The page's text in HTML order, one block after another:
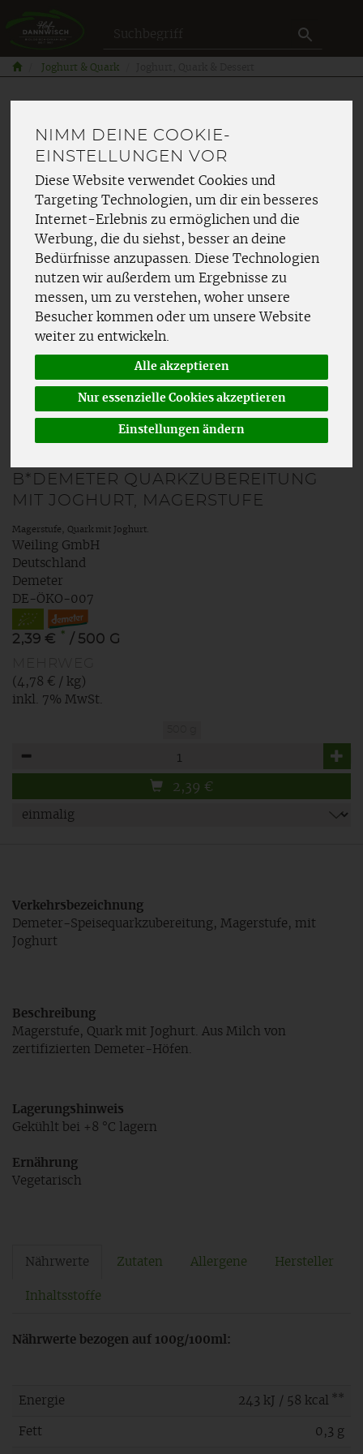
NIMM DEINE COOKIE-
EINSTELLUNGEN VOR
Diese Website verwendet Cookies und
Targeting Technologien, um dir ein besseres
Internet-Erlebnis zu ermöglichen und die
Werbung, die du siehst, besser an deine
Bedürfnisse anzupassen. Diese Technologien
nutzen wir außerdem um Ergebnisse zu
messen, um zu verstehen, woher unsere
Besucher kommen oder um unsere Website
weiter zu entwickeln.
Alle akzeptieren
Nur essenzielle Cookies akzeptieren
Einstellungen ändern
Joghurt & Quark
B*DEMETER QUARKZUBEREITUNG
MIT JOGHURT, MAGERSTUFE
Magerstufe, Quark mit Joghurt.
Weiling GmbH
Deutschland
Demeter
DE-ÖKO-007
2,39 € * / 500 G
(4,78 € / kg)
inkl. 7% MwSt.
2,39 €
Verkehrsbezeichnung
Demeter-Speisequarkzubereitung, Magerstufe, mit
Joghurt
Beschreibung
Magerstufe, Quark mit Joghurt. Aus Milch von
zertifizierten Demeter-Höfen.
Lagerungshinweis
Gekühlt bei +8 °C lagern
Ernährung
Vegetarisch
Nährwerte Zutaten Allergene Hersteller
Inhaltsstoffe
Nährwerte bezogen auf 100g/100ml:
Energie 243 kJ / 58 kcal **
Fett 0,3 g